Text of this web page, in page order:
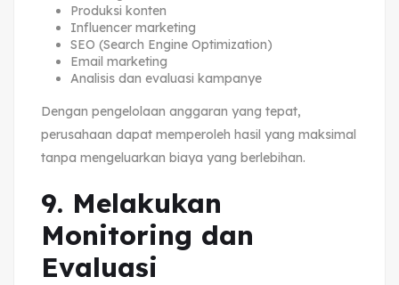
Produksi konten
Influencer marketing
SEO (Search Engine Optimization)
Email marketing
Analisis dan evaluasi kampanye
Dengan pengelolaan anggaran yang tepat,
perusahaan dapat memperoleh hasil yang maksimal
tanpa mengeluarkan biaya yang berlebihan.
9. Melakukan
Monitoring dan
Evaluasi